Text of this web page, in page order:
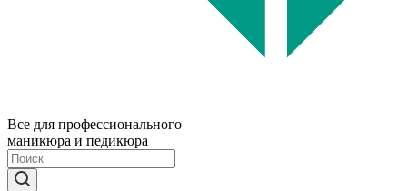
Все для профессионального
маникюра и педикюра